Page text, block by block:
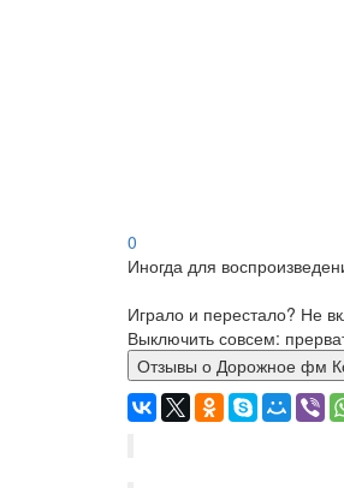
0
Иногда для
Играло и перестало? Не
Выключить совсем:
Отзывы о Дорожное